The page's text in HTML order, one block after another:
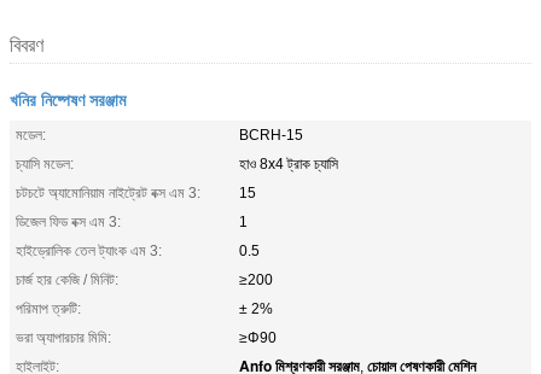
বিবরণ
খনির নিষ্পেষণ সরঞ্জাম
মডেল:
BCRH-15
চ্যাসি মডেল:
হাও 8x4 ট্রাক চ্যাসি
চটচটে অ্যামোনিয়াম নাইট্রেট বক্স এম 3:
15
ডিজেল ফিড বক্স এম 3:
1
হাইড্রোলিক তেল ট্যাংক এম 3:
0.5
চার্জ হার কেজি / মিনিট:
≥200
পরিমাপ ত্রুটি:
± 2%
ভরা অ্যাপারচার মিমি:
≥Φ90
হাইলাইট:
Anfo মিশ্রণকারী সরঞ্জাম, চোয়াল পেষণকারী মেশিন